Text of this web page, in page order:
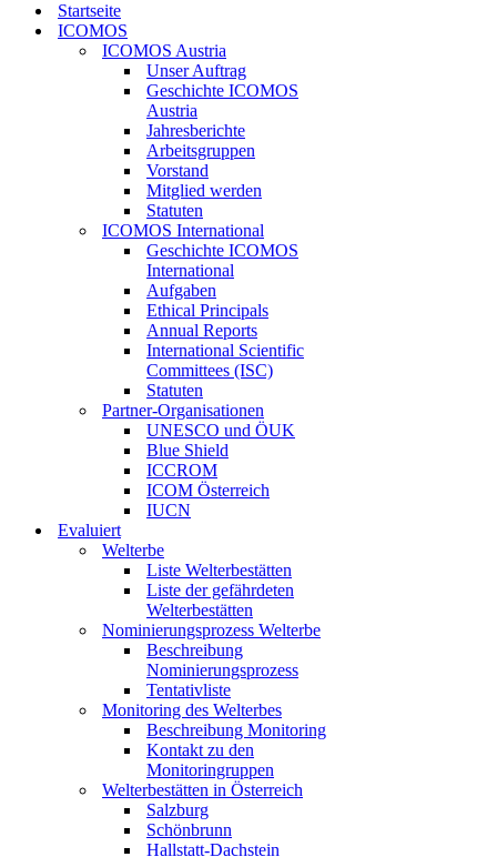
Startseite
ICOMOS
ICOMOS Austria
Unser Auftrag
Geschichte ICOMOS
Austria
Jahresberichte
Arbeitsgruppen
Vorstand
Mitglied werden
Statuten
ICOMOS International
Geschichte ICOMOS
International
Aufgaben
Ethical Principals
Annual Reports
International Scientific
Committees (ISC)
Statuten
Partner-Organisationen
UNESCO und ÖUK
Blue Shield
ICCROM
ICOM Österreich
IUCN
Evaluiert
Welterbe
Liste Welterbestätten
Liste der gefährdeten
Welterbestätten
Nominierungsprozess Welterbe
Beschreibung
Nominierungsprozess
Tentativliste
Monitoring des Welterbes
Beschreibung Monitoring
Kontakt zu den
Monitoringruppen
Welterbestätten in Österreich
Salzburg
Schönbrunn
Hallstatt-Dachstein